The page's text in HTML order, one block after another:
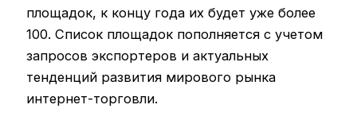
площадок, к концу года их будет уже более
100. Список площадок пополняется с учетом
запросов экспортеров и актуальных
тенденций развития мирового рынка
интернет-торговли.